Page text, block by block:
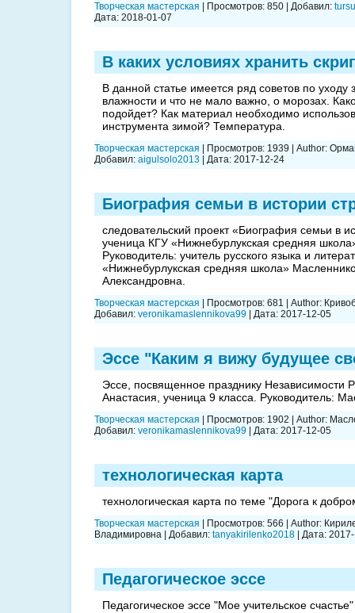
Творческая мастерская Просмотров: 850 Добавил:
Дата: 2018-01-07
В каких условиях хранить
В данной статье имеется ряд советов по уходу
влажности и что не мало важно, о морозах.
подойдет? Как материал необходимо
инструмента зимой? Температура.
Творческая мастерская Просмотров: 1939 Author:
Добавил: aigulsolo2013 Дата: 2017-12-24
Биография семьи в истории
следовательский проект «Биография семьи в
ученица КГУ «Нижнебурлукская средняя
Руководитель: учитель русского языка и
«Нижнебурлукская средняя школа»
Александровна.
Творческая мастерская Просмотров: 681 Author:
Добавил: veronikamaslennikova99 Дата: 2017-12-05
Эссе "Каким я вижу будущее
Эссе, посвященное празднику Независимости
Анастасия, ученица 9 класса. Руководитель:
Творческая мастерская Просмотров: 1902 Author:
Добавил: veronikamaslennikova99 Дата: 2017-12-05
технологическая карта
технологическая карта по теме "Дорога к
Творческая мастерская Просмотров: 566 Author:
Владимировна
Добавил: tanyakirilenko2018 Дата:
Педагогическое эссе
Педагогическое эссе "Мое учительское счастье"